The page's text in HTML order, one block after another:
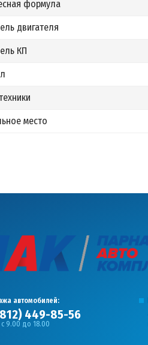
формула
двигателя
КП
место
автомобилей:
449-85-56
с 9.00 до 18.00